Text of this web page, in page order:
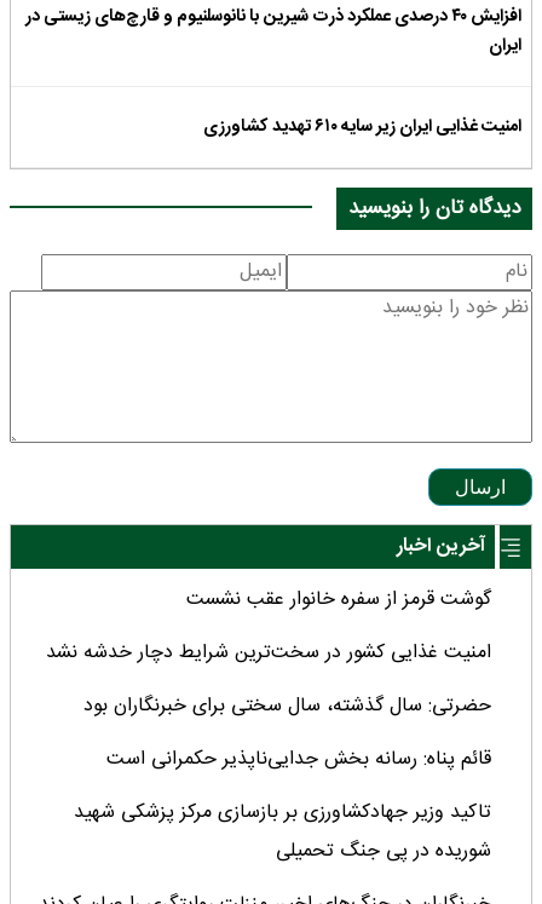
افزایش ۴۰ درصدی عملکرد ذرت شیرین با نانوسلنیوم و قارچ‌های زیستی در
ایران
امنیت غذایی ایران زیر سایه ۶۱۰ تهدید کشاورزی
دیدگاه تان را بنویسید
ارسال
آخرین اخبار
گوشت قرمز از سفره خانوار عقب نشست
امنیت غذایی کشور در سخت‌ترین شرایط دچار خدشه نشد
حضرتی: سال گذشته، سال سختی برای خبرنگاران بود
قائم پناه: رسانه بخش جدایی‌ناپذیر حکمرانی است
تاکید وزیر جهادکشاورزی بر بازسازی مرکز پزشکی شهید
شوریده در پی جنگ تحمیلی